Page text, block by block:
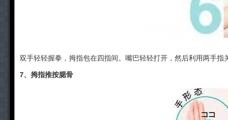
双手轻轻握拳，拇指包在四指间。嘴巴轻轻打开，然后利用两手指
7、拇指推按腮骨